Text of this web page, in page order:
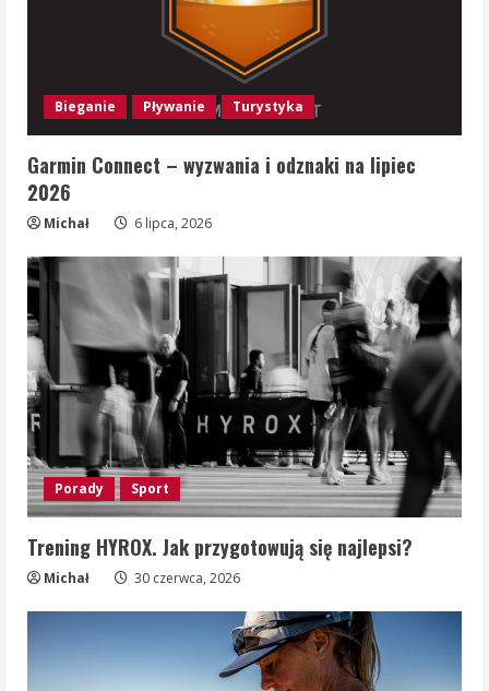
Bieganie Pływanie Turystyka
Garmin Connect – wyzwania i odznaki na lipiec
2026
Michał 6 lipca, 2026
Porady Sport
Trening HYROX. Jak przygotowują się najlepsi?
Michał 30 czerwca, 2026